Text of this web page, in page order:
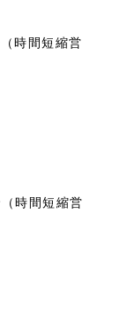
時間短縮営
時間短縮営